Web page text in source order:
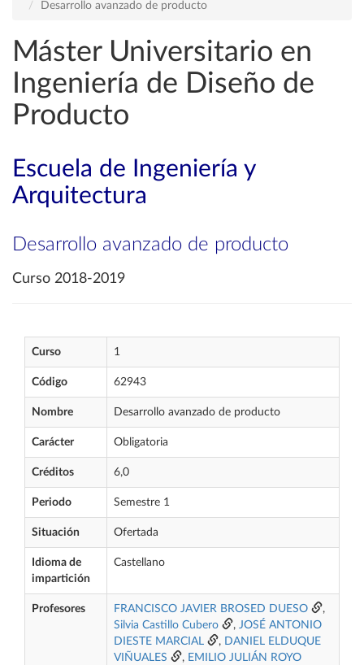
Desarrollo avanzado de producto
Máster Universitario en
Ingeniería de Diseño de
Producto
Escuela de Ingeniería y
Arquitectura
Desarrollo avanzado de producto
Curso 2018-2019
Curso 1
Código 62943
Nombre Desarrollo avanzado de producto
Carácter Obligatoria
Créditos 6,0
Periodo Semestre 1
Situación Ofertada
Idioma de
impartición
Castellano
Profesores FRANCISCO JAVIER BROSED DUESO
,
Silvia Castillo Cubero
, JOSÉ ANTONIO
DIESTE MARCIAL
, DANIEL ELDUQUE
VIÑUALES
, EMILIO JULIÁN ROYO